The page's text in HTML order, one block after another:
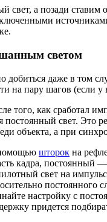
свет, а позади
светом
добиться даже в том
на пару шагов (если
того, как сработал
постоянный свет. Это
объекта, а при
шторок на
кадра, постоянный
свет на
постоянного
настройку с
придется